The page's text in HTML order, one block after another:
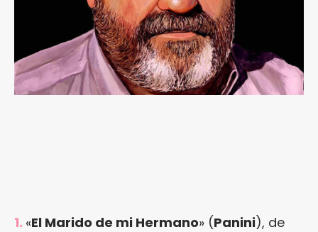
1. «El Marido de mi Hermano» (Panini), de